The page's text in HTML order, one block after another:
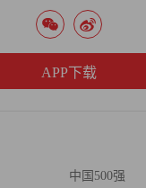
中国500强
APP下载